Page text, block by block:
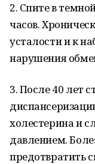
2. Спите в
часов.
усталости и к
нарушения
3. После 40 лет
холестерина и
давлением.
предотвратить